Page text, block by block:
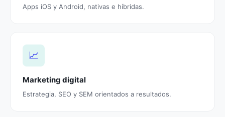
Apps iOS y Android, nativas e híbridas.
📈
Marketing digital
Estrategia, SEO y SEM orientados a resultados.